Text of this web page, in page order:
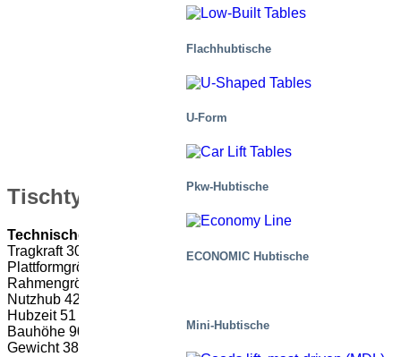
Flachhubtische
U-Form
Pkw-Hubtische
ECONOMIC Hubtische
Mini-Hubtische
Tischtyp: M5-030420-D2/2H
Technische Daten
Tragkraft 3000 kg
Plattformgröße 3170 x 2170 mm (LxB)
Rahmengröße 3170 x 1900 mm (LxB)
Nutzhub 4200 mm
Hubzeit 51 s
Bauhöhe 900 mm
Gewicht 3810 kg